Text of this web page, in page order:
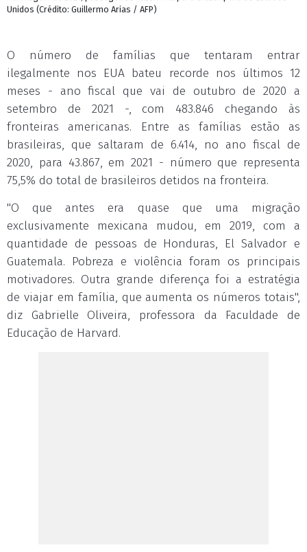
Unidos (Crédito: Guillermo Arias / AFP)
O número de famílias que tentaram entrar
ilegalmente nos EUA bateu recorde nos últimos 12
meses - ano fiscal que vai de outubro de 2020 a
setembro de 2021 -, com 483.846 chegando às
fronteiras americanas. Entre as famílias estão as
brasileiras, que saltaram de 6.414, no ano fiscal de
2020, para 43.867, em 2021 - número que representa
75,5% do total de brasileiros detidos na fronteira.
"O que antes era quase que uma migração
exclusivamente mexicana mudou, em 2019, com a
quantidade de pessoas de Honduras, El Salvador e
Guatemala. Pobreza e violência foram os principais
motivadores. Outra grande diferença foi a estratégia
de viajar em família, que aumenta os números totais",
diz Gabrielle Oliveira, professora da Faculdade de
Educação de Harvard.